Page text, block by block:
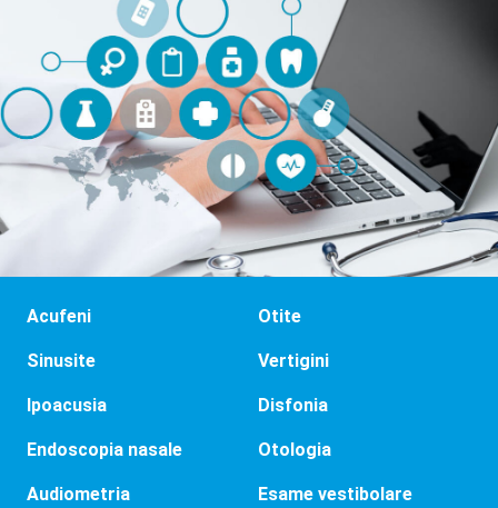
Acufeni Otite
Sinusite Vertigini
Ipoacusia Disfonia
Endoscopia nasale Otologia
Audiometria Esame vestibolare